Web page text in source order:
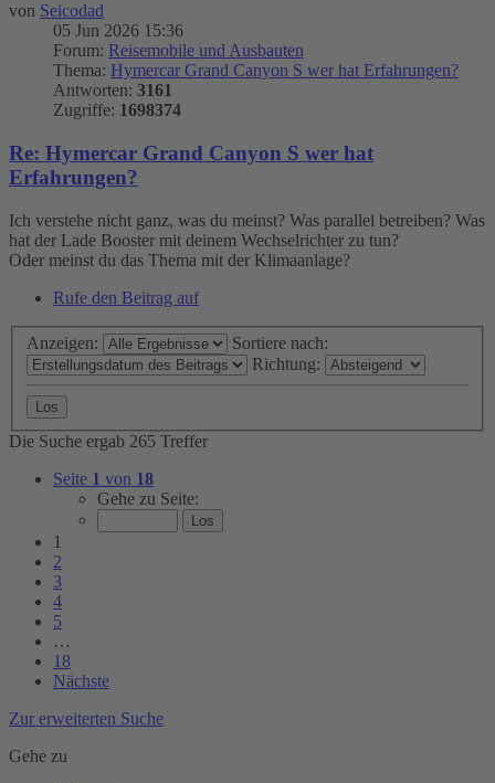
von Seicodad
05 Jun 2026 15:36
Forum: Reisemobile und Ausbauten
Thema: Hymercar Grand Canyon S wer hat Erfahrungen?
Antworten: 3161
Zugriffe: 1698374
Re: Hymercar Grand Canyon S wer hat
Erfahrungen?
Ich verstehe nicht ganz, was du meinst? Was parallel betreiben? Was
hat der Lade Booster mit deinem Wechselrichter zu tun?
Oder meinst du das Thema mit der Klimaanlage?
Rufe den Beitrag auf
Anzeigen:
Sortiere nach:
Richtung:
Die Suche ergab 265 Treffer
Seite 1 von 18
Gehe zu Seite:
1
2
3
4
5
…
18
Nächste
Zur erweiterten Suche
Gehe zu